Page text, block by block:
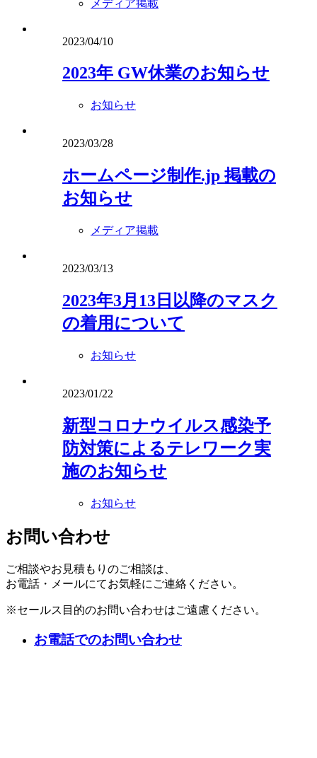
メディア掲載
2023/04/10
2023年 GW休業のお知らせ
お知らせ
2023/03/28
ホームページ制作.jp 掲載の
お知らせ
メディア掲載
2023/03/13
2023年3月13日以降のマスク
の着用について
お知らせ
2023/01/22
新型コロナウイルス感染予
防対策によるテレワーク実
施のお知らせ
お知らせ
お問い合わせ
ご相談やお見積もりのご相談は、
お電話・メールにてお気軽にご連絡ください。
※セールス目的のお問い合わせはご遠慮ください。
お電話でのお問い合わせ